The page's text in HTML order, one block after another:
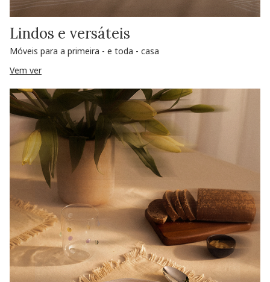
Lindos e versáteis
Móveis para a primeira - e toda - casa
Vem ver